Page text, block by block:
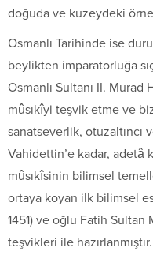
doğuda ve kuzeydeki
Osmanlı Tarihinde ise
beylikten imparatorluğa
Osmanlı Sultanı II.
mûsıkîyi teşvik etme ve
sanatseverlik, otuzaltıncı
Vahidettin’e kadar, adetâ
mûsıkîsinin bilimsel
ortaya koyan ilk bilimsel
1451) ve oğlu Fatih Sultan
teşvikleri ile